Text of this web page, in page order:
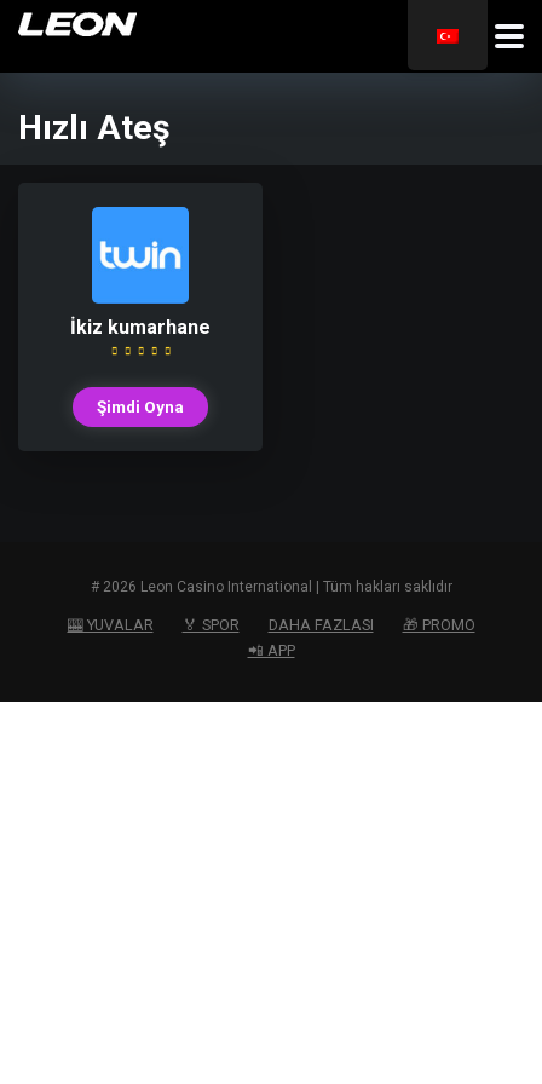
Hızlı Ateş
İkiz kumarhane
Şimdi Oyna
# 2026 Leon Casino International | Tüm hakları saklıdır
🎰 YUVALAR 🏅 SPOR DAHA FAZLASI
🎁 PROMO
📲 APP